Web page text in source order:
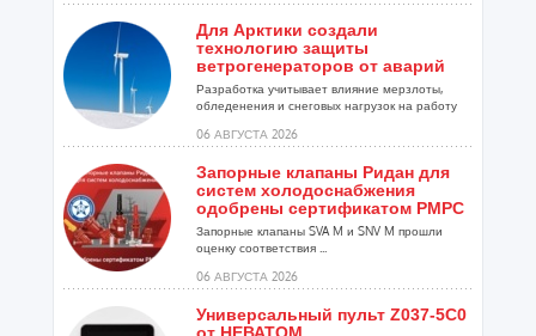
Для Арктики создали
технологию защиты
ветрогенераторов от аварий
Разработка учитывает влияние мерзлоты,
обледенения и снеговых нагрузок на работу
06 АВГУСТА 2026
Запорные клапаны Ридан для
систем холодоснабжения
одобрены сертификатом РМРС
Запорные клапаны SVA M и SNV M прошли
оценку соответствия ...
06 АВГУСТА 2026
Универсальный пульт Z037-5C0
от НЕВАТОМ